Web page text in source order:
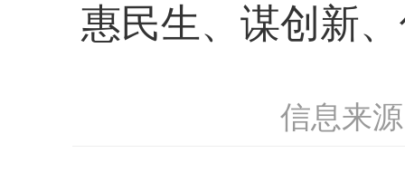
惠民生、谋创新
信息来